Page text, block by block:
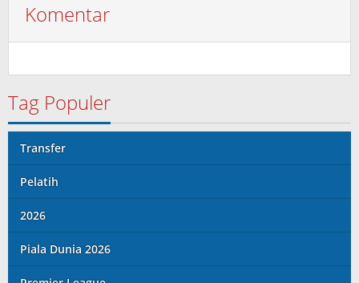
Komentar
Tag Populer
Transfer
Pelatih
2026
Piala Dunia 2026